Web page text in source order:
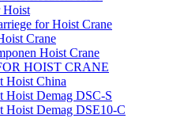
Hoist
for Hoist Crane
Crane
Hoist Crane
HOIST CRANE
Hoist China
Hoist Demag DSC-S
Hoist Demag DSE10-C